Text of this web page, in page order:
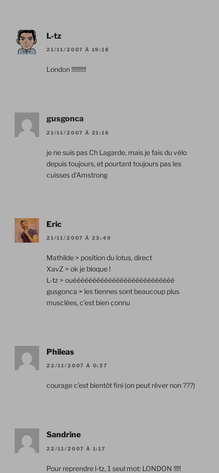
L-tz
21/11/2007 À 19:18
London !!!!!!!!!!
gusgonca
21/11/2007 À 21:16
je ne suis pas Ch Lagarde, mais je fais du vélo
depuis toujours, et pourtant toujours pas les
cuisses d’Amstrong
Eric
21/11/2007 À 23:49
Mathilde > position du lotus, direct
XavZ > ok je bloque !
L-tz > ouéééééééééééééééééééééééééé
gusgonca > les tiennes sont beaucoup plus
musclées, c’est bien connu
Phileas
22/11/2007 À 0:37
courage c’est bientôt fini (on peut rêver non ???)
Sandrine
22/11/2007 À 1:17
Pour reprendre l-tz, 1 seul mot: LONDON !!!!!